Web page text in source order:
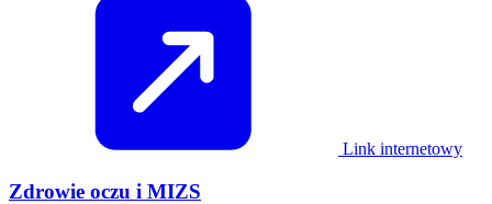
Link internetowy
Zdrowie oczu i MIZS